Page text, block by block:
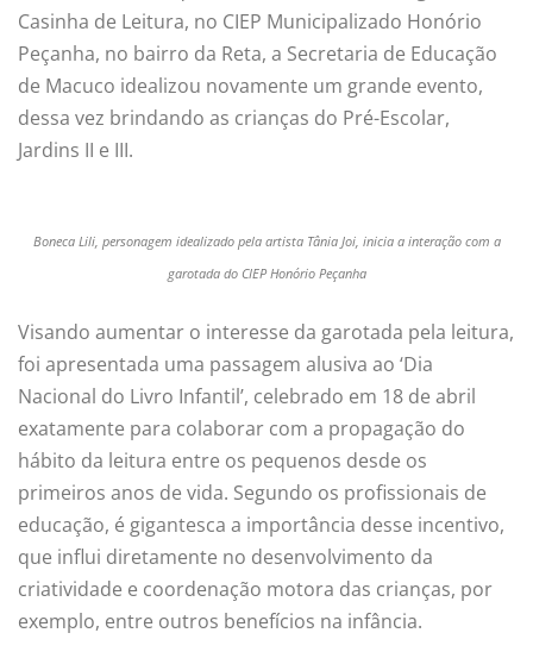
Casinha de Leitura, no CIEP Municipalizado Honório
Peçanha, no bairro da Reta, a Secretaria de Educação
de Macuco idealizou novamente um grande evento,
dessa vez brindando as crianças do Pré-Escolar,
Jardins II e III.
Boneca Lili, personagem idealizado pela artista Tânia Joi, inicia a interação com a
garotada do CIEP Honório Peçanha
Visando aumentar o interesse da garotada pela leitura,
foi apresentada uma passagem alusiva ao ‘Dia
Nacional do Livro Infantil’, celebrado em 18 de abril
exatamente para colaborar com a propagação do
hábito da leitura entre os pequenos desde os
primeiros anos de vida. Segundo os profissionais de
educação, é gigantesca a importância desse incentivo,
que influi diretamente no desenvolvimento da
criatividade e coordenação motora das crianças, por
exemplo, entre outros benefícios na infância.